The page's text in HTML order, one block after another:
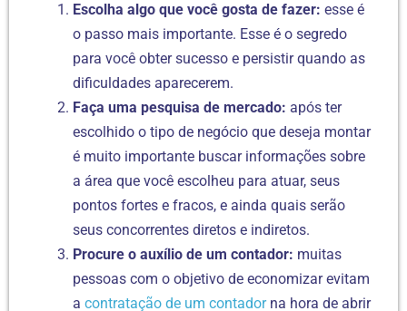
Escolha algo que você gosta de fazer: esse é
o passo mais importante. Esse é o segredo
para você obter sucesso e persistir quando as
dificuldades aparecerem.
Faça uma pesquisa de mercado: após ter
escolhido o tipo de negócio que deseja montar
é muito importante buscar informações sobre
a área que você escolheu para atuar, seus
pontos fortes e fracos, e ainda quais serão
seus concorrentes diretos e indiretos.
Procure o auxílio de um contador: muitas
pessoas com o objetivo de economizar evitam
a contratação de um contadorna hora de abrir